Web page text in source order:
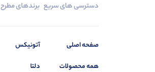
دسترسی های سریع
صفحه اصلی
همه محصولات
برندهای مطرح
آتونیکس
دلتا